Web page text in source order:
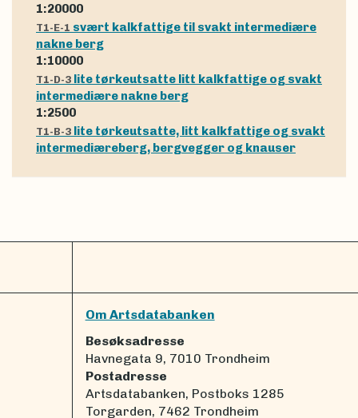
1:20000
T1-E-1 svært kalkfattige til svakt intermediære
nakne berg
1:10000
T1-D-3 lite tørkeutsatte litt kalkfattige og svakt
intermediære nakne berg
1:2500
T1-B-3 lite tørkeutsatte, litt kalkfattige og svakt
intermediæreberg, bergvegger og knauser
Om Artsdatabanken
Besøksadresse
Havnegata 9, 7010 Trondheim
Postadresse
Artsdatabanken, Postboks 1285
Torgarden, 7462 Trondheim